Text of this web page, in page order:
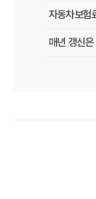
자동차보험
매년 갱신은
놓치면 후